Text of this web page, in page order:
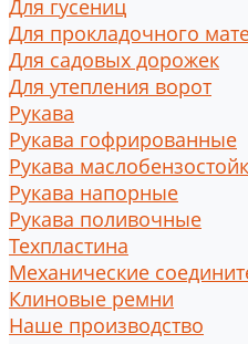
Для гусениц
Для прокладочного
Для садовых дорожек
Для утепления ворот
Рукава
Рукава гофрированные
Рукава
Рукава напорные
Рукава поливочные
Техпластина
Механические
Клиновые ремни
Наше производство